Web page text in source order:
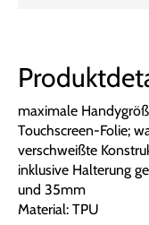
maximale
Touchscreen-Folie;
verschweißte
inklusive Halterung
und 35mm
Material: TPU